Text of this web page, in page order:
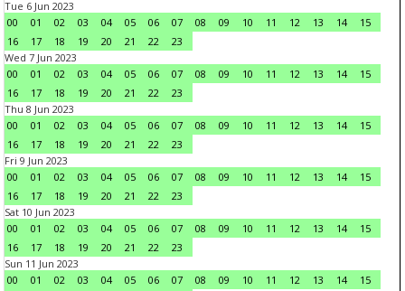
Tue 6 Jun 2023
00
01 02 03 04 05 06 07 08 09 10 11 12 13 14
15
16
17 18 19 20 21 22
23
Wed 7 Jun 2023
00
01 02 03 04 05 06 07 08 09 10 11 12 13 14
15
16
17 18 19 20 21 22
23
Thu 8 Jun 2023
00
01 02 03 04 05 06 07 08 09 10 11 12 13 14
15
16
17 18 19 20 21 22
23
Fri 9 Jun 2023
00
01 02 03 04 05 06 07 08 09 10 11 12 13 14
15
16
17 18 19 20 21 22
23
Sat 10 Jun 2023
00
01 02 03 04 05 06 07 08 09 10 11 12 13 14
15
16
17 18 19 20 21 22
23
Sun 11 Jun 2023
00
01 02 03 04 05 06 07 08 09 10 11 12 13 14
15